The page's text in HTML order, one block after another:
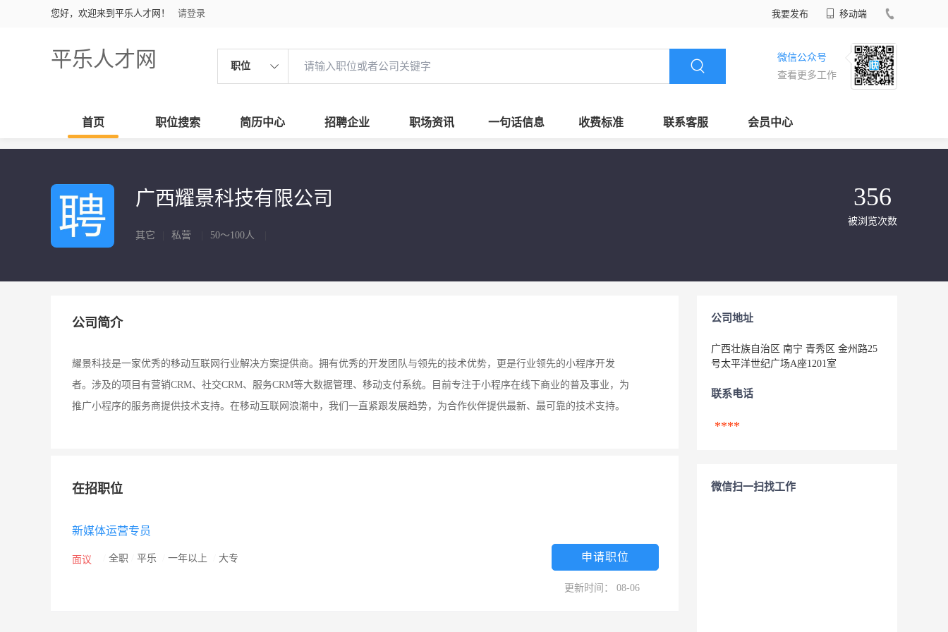
您好，欢迎来到平乐人才网！ 请登录 我要发布 移动端
平乐人才网 职位
微信公众号
查看更多工作
首页 职位搜索 简历中心 招聘企业 职场资讯 一句话信息 收费标准 联系客服 会员中心
广西耀景科技有限公司
其它 私营 50～100人
356
被浏览次数
公司简介
耀景科技是一家优秀的移动互联网行业解决方案提供商。拥有优秀的开发团队与领先的技术优势，更是行业领先的小程序开发
者。涉及的项目有营销CRM、社交CRM、服务CRM等大数据管理、移动支付系统。目前专注于小程序在线下商业的普及事业，为
推广小程序的服务商提供技术支持。在移动互联网浪潮中，我们一直紧跟发展趋势，为合作伙伴提供最新、最可靠的技术支持。
在招职位
新媒体运营专员
面议 全职 平乐 一年以上 大专 申请职位
更新时间： 08-06
公司地址
广西壮族自治区 南宁 青秀区 金州路25
号太平洋世纪广场A座1201室
联系电话
****
微信扫一扫找工作